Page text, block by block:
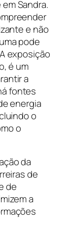
Sandra.
e não
pode
exposição
é um
a
fontes
energia
o
o
da
de
de
a